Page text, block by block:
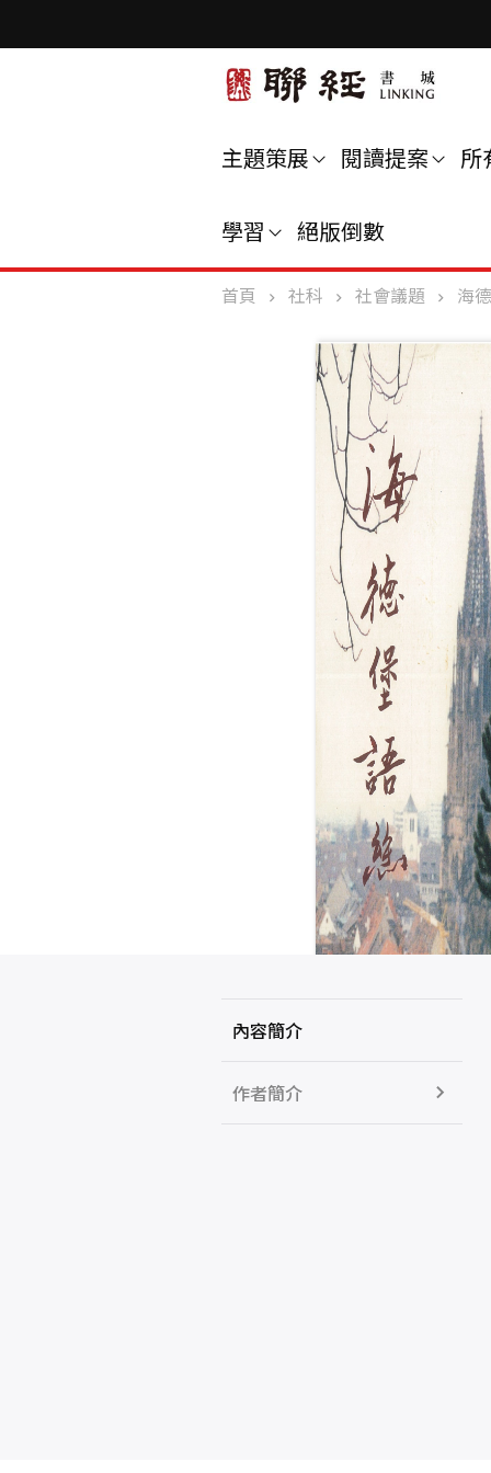
主題策展 閱讀提案 所
學習 絕版倒數
首頁 社科 社會議題 海
內容簡介
作者簡介